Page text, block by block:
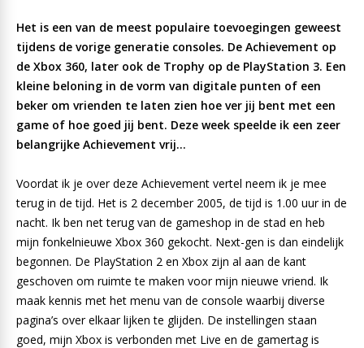
Het is een van de meest populaire toevoegingen geweest
tijdens de vorige generatie consoles. De Achievement op
de Xbox 360, later ook de Trophy op de PlayStation 3. Een
kleine beloning in de vorm van digitale punten of een
beker om vrienden te laten zien hoe ver jij bent met een
game of hoe goed jij bent. Deze week speelde ik een zeer
belangrijke Achievement vrij…
Voordat ik je over deze Achievement vertel neem ik je mee
terug in de tijd. Het is 2 december 2005, de tijd is 1.00 uur in de
nacht. Ik ben net terug van de gameshop in de stad en heb
mijn fonkelnieuwe Xbox 360 gekocht. Next-gen is dan eindelijk
begonnen. De PlayStation 2 en Xbox zijn al aan de kant
geschoven om ruimte te maken voor mijn nieuwe vriend. Ik
maak kennis met het menu van de console waarbij diverse
pagina’s over elkaar lijken te glijden. De instellingen staan
goed, mijn Xbox is verbonden met Live en de gamertag is